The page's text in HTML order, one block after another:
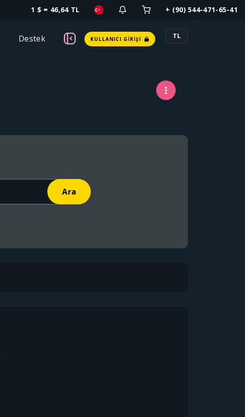
1 $ = 46,64 TL + (90) 544-471-65-41
Destek KULLANICI GIRIŞI TL